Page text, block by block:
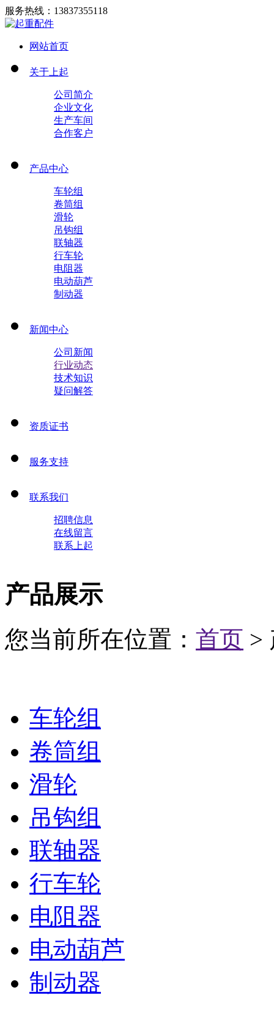
服务热线： 13837355118
网站首页
关于上起
公司简介
企业文化
生产车间
合作客户
产品中心
车轮组
卷筒组
滑轮
吊钩组
联轴器
行车轮
电阻器
电动葫芦
制动器
新闻中心
公司新闻
行业动态
技术知识
疑问解答
资质证书
服务支持
联系我们
招聘信息
在线留言
联系上起
产品展示
您当前所在位置： 首页 >
车轮组
卷筒组
滑轮
吊钩组
联轴器
行车轮
电阻器
电动葫芦
制动器